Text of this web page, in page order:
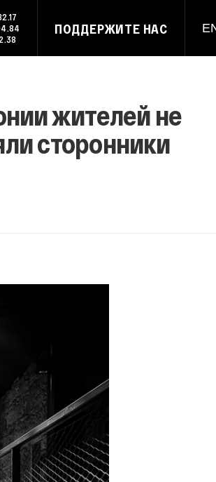
ПОДДЕРЖИТЕ НАС
жителей не
сторонники